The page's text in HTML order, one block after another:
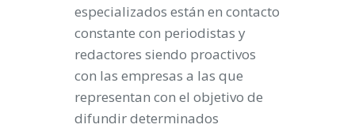
especializados están en contacto
constante con periodistas y
redactores siendo proactivos
con las empresas a las que
representan con el objetivo de
difundir determinados